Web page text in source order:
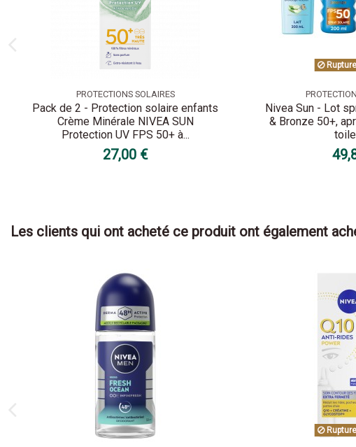
PROTECTIONS SOLAIRES
Pack de 2 - Protection solaire enfants
Crème Minérale NIVEA SUN
Protection UV FPS 50+ à...
27,00 €
Nivea Sun - Lot
& Bronze 50+,
Les clients qui ont acheté ce produit ont également